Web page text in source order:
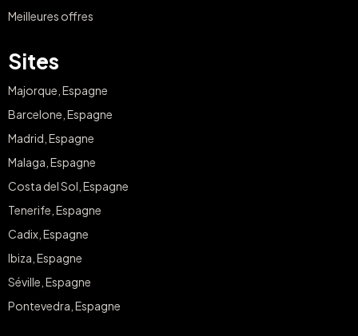
Meilleures offres
Sites
Majorque, Espagne
Barcelone, Espagne
Madrid, Espagne
Malaga, Espagne
Costa del Sol, Espagne
Tenerife, Espagne
Cadix, Espagne
Ibiza, Espagne
Séville, Espagne
Pontevedra, Espagne